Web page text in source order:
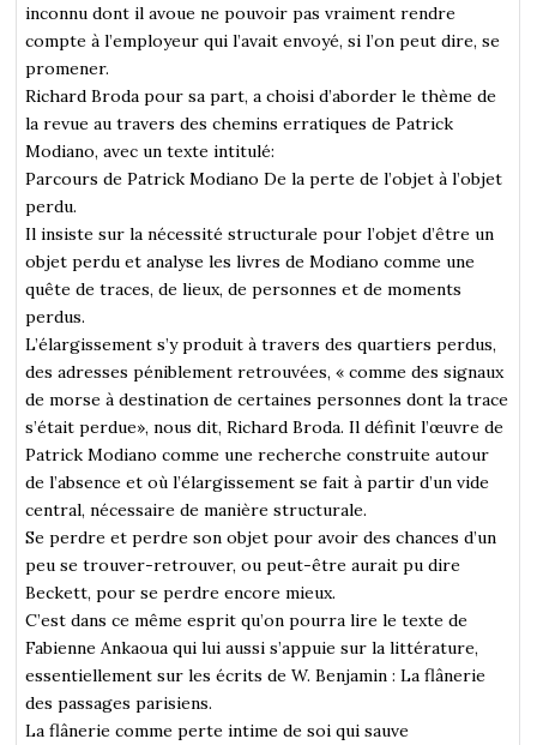
inconnu dont il avoue ne pouvoir pas vraiment rendre
compte à l’employeur qui l’avait envoyé, si l’on peut dire, se
promener.
Richard Broda pour sa part, a choisi d’aborder le thème de
la revue au travers des chemins erratiques de Patrick
Modiano, avec un texte intitulé:
Parcours de Patrick Modiano De la perte de l’objet à l’objet
perdu.
Il insiste sur la nécessité structurale pour l’objet d’être un
objet perdu et analyse les livres de Modiano comme une
quête de traces, de lieux, de personnes et de moments
perdus.
L’élargissement s’y produit à travers des quartiers perdus,
des adresses péniblement retrouvées, « comme des signaux
de morse à destination de certaines personnes dont la trace
s’était perdue», nous dit, Richard Broda. Il définit l’œuvre de
Patrick Modiano comme une recherche construite autour
de l’absence et où l’élargissement se fait à partir d’un vide
central, nécessaire de manière structurale.
Se perdre et perdre son objet pour avoir des chances d’un
peu se trouver-retrouver, ou peut-être aurait pu dire
Beckett, pour se perdre encore mieux.
C’est dans ce même esprit qu’on pourra lire le texte de
Fabienne Ankaoua qui lui aussi s’appuie sur la littérature,
essentiellement sur les écrits de W. Benjamin : La flânerie
des passages parisiens.
La flânerie comme perte intime de soi qui sauve